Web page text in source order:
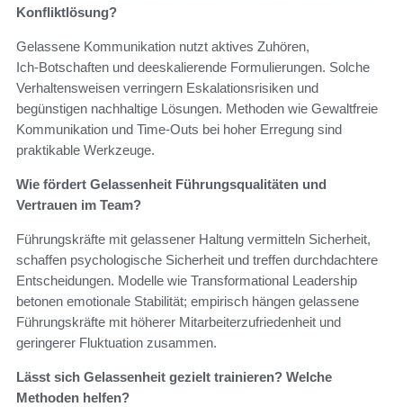
Konfliktlösung?
Gelassene Kommunikation nutzt aktives Zuhören,
Ich‑Botschaften und deeskalierende Formulierungen. Solche
Verhaltensweisen verringern Eskalationsrisiken und
begünstigen nachhaltige Lösungen. Methoden wie Gewaltfreie
Kommunikation und Time‑Outs bei hoher Erregung sind
praktikable Werkzeuge.
Wie fördert Gelassenheit Führungsqualitäten und
Vertrauen im Team?
Führungskräfte mit gelassener Haltung vermitteln Sicherheit,
schaffen psychologische Sicherheit und treffen durchdachtere
Entscheidungen. Modelle wie Transformational Leadership
betonen emotionale Stabilität; empirisch hängen gelassene
Führungskräfte mit höherer Mitarbeiterzufriedenheit und
geringerer Fluktuation zusammen.
Lässt sich Gelassenheit gezielt trainieren? Welche
Methoden helfen?